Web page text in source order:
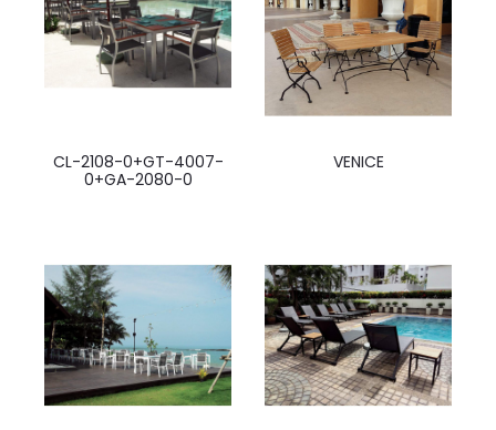
CL-2108-0+GT-4007-
0+GA-2080-0
VENICE